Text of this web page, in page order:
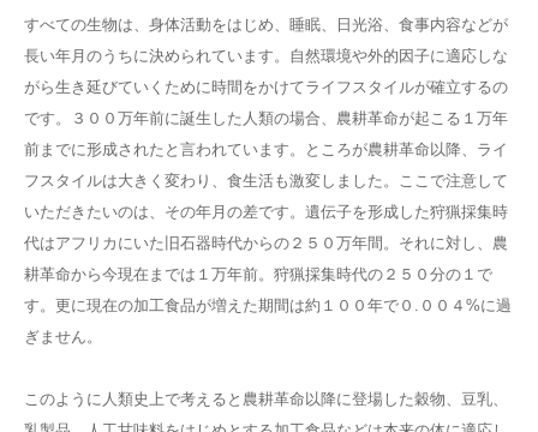
すべての生物は、身体活動をはじめ、睡眠、日光浴、食事内容などが
長い年月のうちに決められています。自然環境や外的因子に適応しな
がら生き延びていくために時間をかけてライフスタイルが確立するの
です。３００万年前に誕生した人類の場合、農耕革命が起こる１万年
前までに形成されたと言われています。ところが農耕革命以降、ライ
フスタイルは大きく変わり、食生活も激変しました。ここで注意して
いただきたいのは、その年月の差です。遺伝子を形成した狩猟採集時
代はアフリカにいた旧石器時代からの２５０万年間。それに対し、農
耕革命から今現在までは１万年前。狩猟採集時代の２５０分の１で
す。更に現在の加工食品が増えた期間は約１００年で０.００４%に過
ぎません。
このように人類史上で考えると農耕革命以降に登場した穀物、豆乳、